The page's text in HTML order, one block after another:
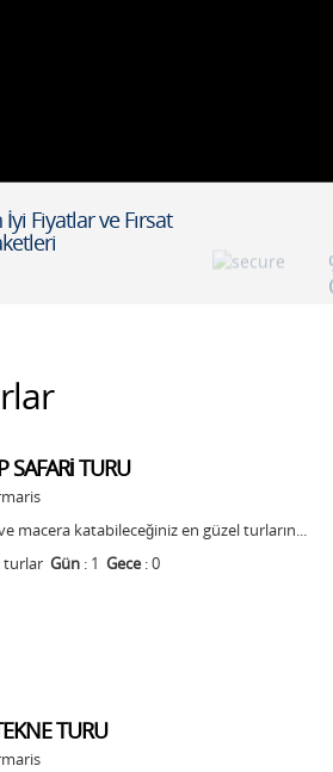
İyi Fiyatlar ve Fırsat
SAFARİ TURU
macera katabileceğiniz en güzel turların...
turlarGün : 1Gece: 0
TURU